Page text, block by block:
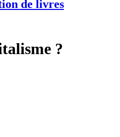
de livres
?